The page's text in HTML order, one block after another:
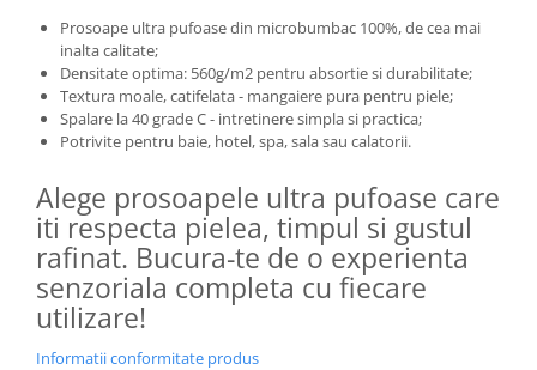
Prosoape ultra pufoase din microbumbac 100%, de cea mai
inalta calitate;
Densitate optima: 560g/m2 pentru absortie si durabilitate;
Textura moale, catifelata - mangaiere pura pentru piele;
Spalare la 40 grade C - intretinere simpla si practica;
Potrivite pentru baie, hotel, spa, sala sau calatorii.
Alege prosoapele ultra pufoase care
iti respecta pielea, timpul si gustul
rafinat. Bucura-te de o experienta
senzoriala completa cu fiecare
utilizare!
Informatii conformitate produs